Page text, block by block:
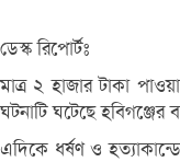
ডেস্ক রিপোর্টঃ
মাত্র ২ হাজার টাকা
ঘটনাটি ঘটেছে হবিগঞ্জের
এদিকে ধর্ষণ ও